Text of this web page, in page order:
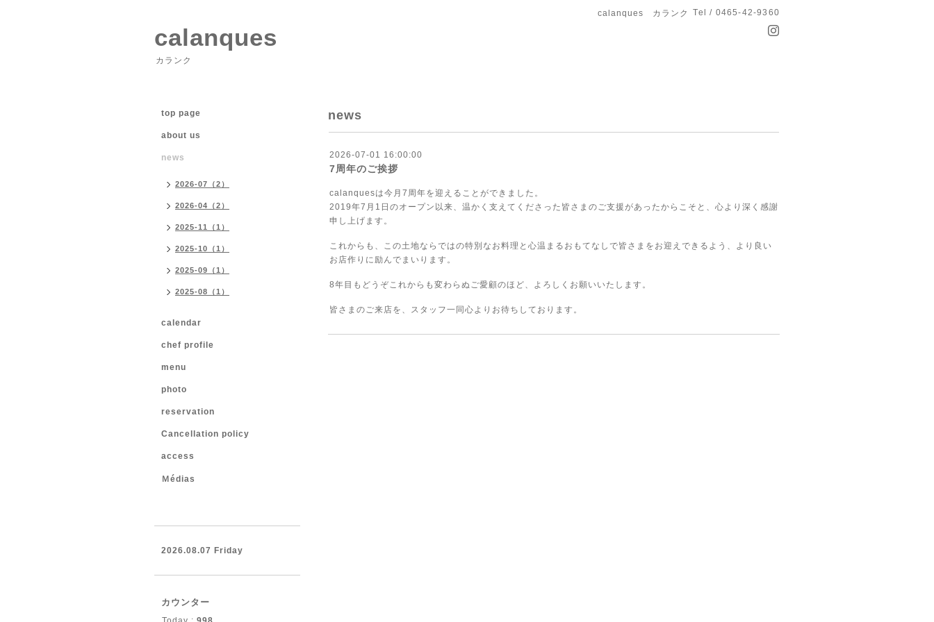
calanques カランク Tel / 0465-42-9360
calanques
カランク
news
2026-07-01 16:00:00
7周年のご挨拶
calanquesは今月7周年を迎えることができました。
2019年7月1日のオープン以来、 温かく支えてくださった皆さまのご支援があったからこそと、 心より深く感謝
申し上げます。
これからも、 この土地ならではの特別なお料理と心温まるおもてなしで皆さまを お迎えできるよう、より良い
お店作りに励んでまいります。
8年目もどうぞこれからも変わらぬご愛顧のほど、 よろしくお願いいたします。
皆さまのご来店を、スタッフ一同心よりお待ちしております。
top page
about us
news
2026-07（2）
2026-04（2）
2025-11（1）
2025-10（1）
2025-09（1）
2025-08（1）
calendar
chef profile
menu
photo
reservation
Cancellation policy
access
Ｍédias
2026.08.07 Friday
カウンター